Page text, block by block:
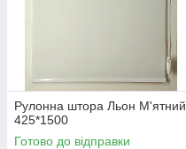
Рулонна штора Льон М'ятний
425*1500
Готово до відправки